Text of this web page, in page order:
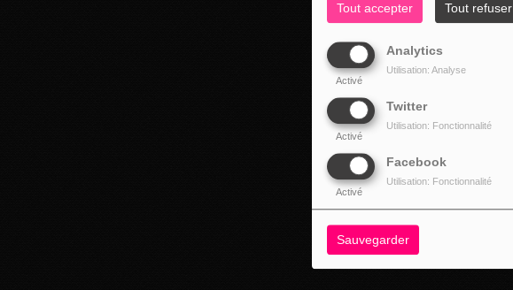
Tout accepter Tout refuser
Analytics
Activé
Utilisation: Analyse
Twitter
Activé
Utilisation: Fonctionnalité
Facebook
Activé
Utilisation: Fonctionnalité
Sauvegarder